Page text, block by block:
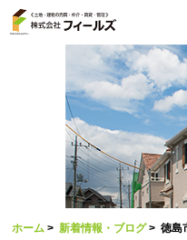
ホーム > 新着情報・ブログ> 徳島